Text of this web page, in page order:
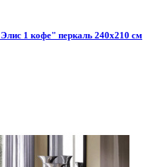
1 кофе" перкаль 240х210 см